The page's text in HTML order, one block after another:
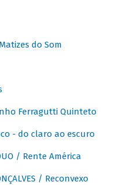
do Som
Ferragutti Quinteto
- do claro ao escuro
/ Rente América
/ Reconvexo